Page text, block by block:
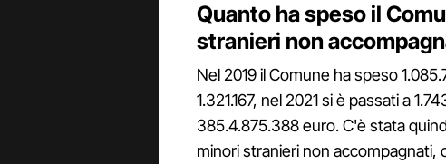
Quanto ha speso il
stranieri non
Nel 2019 il Comune ha speso
1.321.167, nel 2021 si è passati a
385.4.875.388 euro. C'è stata
minori stranieri non accompagnati,